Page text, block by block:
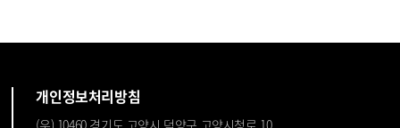
개인정보처리방침